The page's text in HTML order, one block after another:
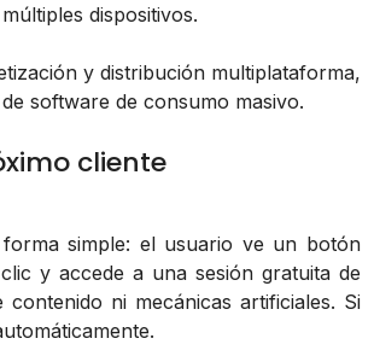
dispositivos.
y distribución multiplataforma,
software de consumo masivo.
cliente
simple: el usuario ve un botón
y accede a una sesión gratuita de
ni mecánicas artificiales. Si